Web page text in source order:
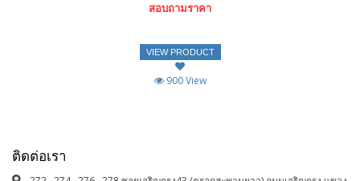
สอบถามราคา
VIEW PRODUCT
900 View
ติดต่อเรา